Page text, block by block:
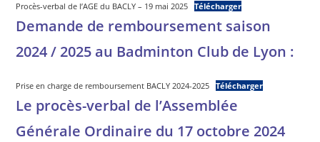
Procès-verbal de l’AGE du BACLY – 19 mai 2025 Télécharger
Demande de remboursement saison
2024 / 2025 au Badminton Club de Lyon :
Prise en charge de remboursement BACLY 2024-2025 Télécharger
Le procès-verbal de l’Assemblée
Générale Ordinaire du 17 octobre 2024